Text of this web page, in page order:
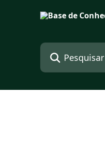
Pesquisar artigos...